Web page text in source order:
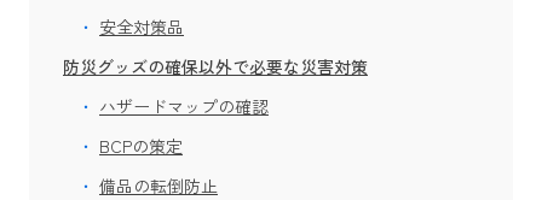
安全対策品
防災グッズの確保以外で必要な災害対策
ハザードマップの確認
BCPの策定
備品の転倒防止